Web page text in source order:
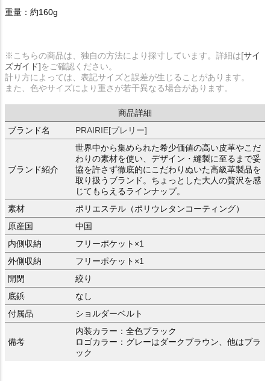
重量：約160g
※こちらの商品は、独自の方法により採寸しています。詳細は[サイ
ズガイド]をご確認ください。
計り方によっては、表記サイズと誤差が生じることがあります。
また、色やサイズにより重さが若干異なる場合があります。
商品詳細
ブランド名
PRAIRIE[プレリー]
ブランド紹介
世界中から集められた希少価値の高い皮革やこだ
わりの素材を使い、デザイン・縫製に至るまで妥
協を許さず徹底的にこだわりぬいた高級革製品を
取り扱うブランド。ちょっとした大人の贅沢を感
じてもらえるラインナップ。
素材
ポリエステル（ポリウレタンコーティング）
原産国
中国
内側収納
フリーポケット×1
外側収納
フリーポケット×1
開閉
絞り
底鋲
なし
付属品
ショルダーベルト
備考
内装カラー：全色ブラック
ロゴカラー：グレーはダークブラウン、他はブラ
ック